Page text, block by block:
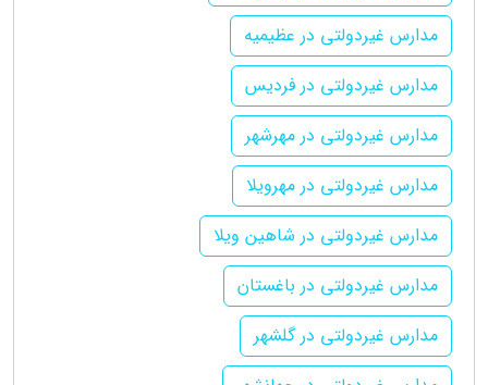
مدارس غیردولتی در عظیمیه
مدارس غیردولتی در فردیس
مدارس غیردولتی در مهرشهر
مدارس غیردولتی در مهرویلا
مدارس غیردولتی در شاهین ویلا
مدارس غیردولتی در باغستان
مدارس غیردولتی در گلشهر